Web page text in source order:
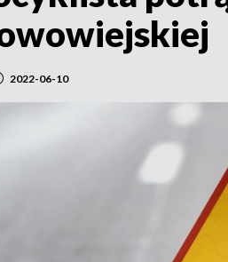
2022-06-10